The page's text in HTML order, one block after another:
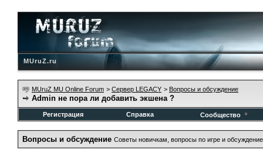
MUruZ.ru
MUruZ MU Online Forum > Сервер LEGACY > Вопросы и обсуждение
Admin не пора ли добавить экшена ?
Регистрация Справка Сообщество
Вопросы и обсуждение Советы новичкам, вопросы по игре и